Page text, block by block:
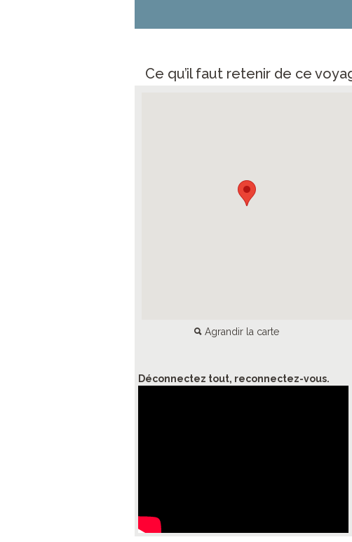
Ce qu’il faut retenir de ce
Agrandir la carte
Déconnectez tout, reconnectez-vous.